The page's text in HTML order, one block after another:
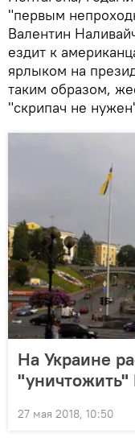
"первым
Валентин
ездит к
ярлыком на
таким образом,
"скрипач не
На Украине
27 мая 2018, 10:50